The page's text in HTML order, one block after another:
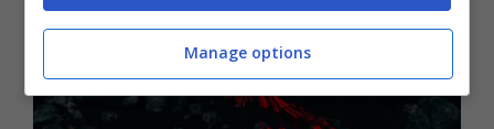
Manage options